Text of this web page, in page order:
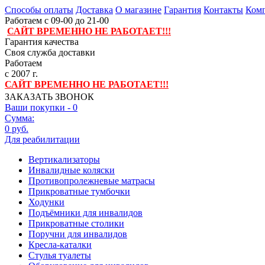
Способы оплаты Доставка О магазине Гарантия Контакты
Работаем с 09-00 до 21-00
САЙТ ВРЕМЕННО НЕ РАБОТАЕТ!!!
Гарантия качества
Своя служба доставки
Работаем
с 2007 г.
САЙТ ВРЕМЕННО НЕ РАБОТАЕТ!!!
ЗАКАЗАТЬ ЗВОНОК
Ваши покупки - 0
Сумма:
0 руб.
Для реабилитации
Вертикализаторы
Инвалидные коляски
Противопролежневые матрасы
Прикроватные тумбочки
Ходунки
Подъёмники для инвалидов
Прикроватные столики
Поручни для инвалидов
Кресла-каталки
Стулья туалеты